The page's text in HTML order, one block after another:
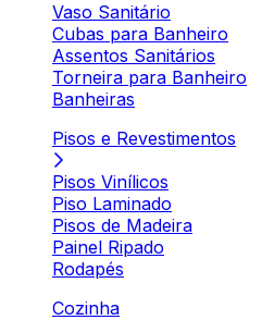
Vaso Sanitário
Cubas para Banheiro
Assentos Sanitários
Torneira para Banheiro
Banheiras
Pisos e Revestimentos
Pisos Vinílicos
Piso Laminado
Pisos de Madeira
Painel Ripado
Rodapés
Cozinha